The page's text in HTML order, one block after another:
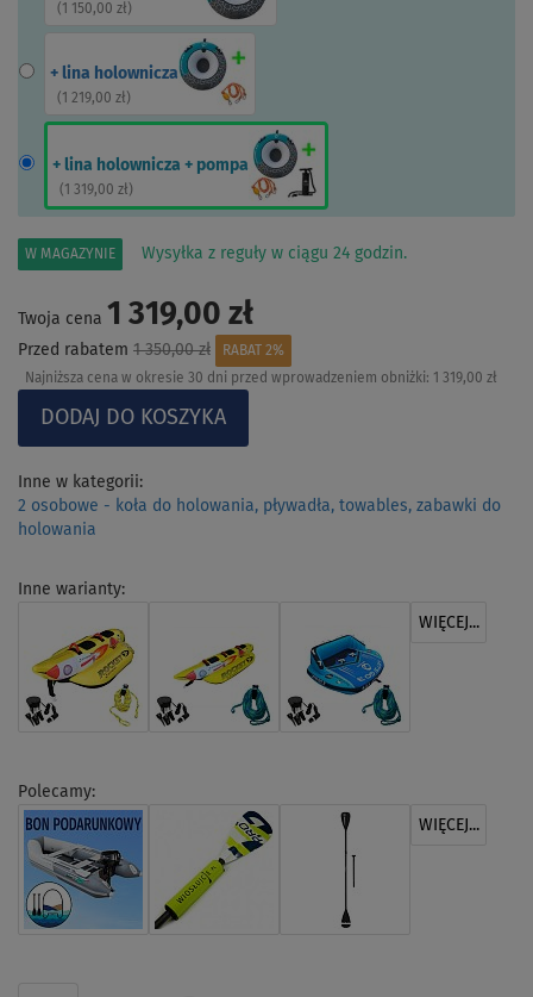
( 1 150,00 zł)
+ lina holownicza
( 1 219,00 zł)
+ lina holownicza + pompa
( 1 319,00 zł)
W MAGAZYNIE Wysyłka z reguły w ciągu 24 godzin.
Twoja cena 1 319,00 zł
Przed rabatem 1 350,00 zł
RABAT 2%
Najniższa cena w okresie 30 dni przed wprowadzeniem obniżki: 1 319,00 zł
Inne w kategorii:
2 osobowe - koła do holowania, pływadła, towables, zabawki do
holowania
Inne warianty:
WIĘCEJ...
Polecamy:
WIĘCEJ...